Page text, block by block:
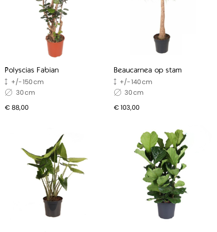
Polyscias Fabian
150
30
€ 88,00
Beaucarnea op stam
140
30
€ 103,00